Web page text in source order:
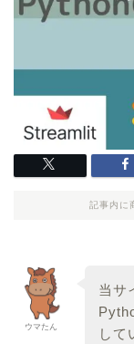
記事内に
ウマたん
当サ
して